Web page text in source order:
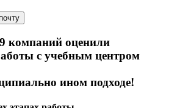
9 компаний оценили
с учебным центром
ином подходе!